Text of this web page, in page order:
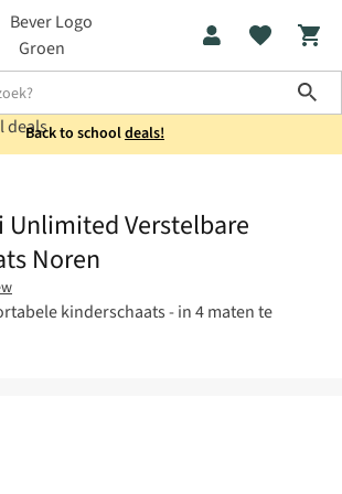
Back to schooldeals!
Unlimited Verstelbare
Noren
kinderschaats - in 4 maten te